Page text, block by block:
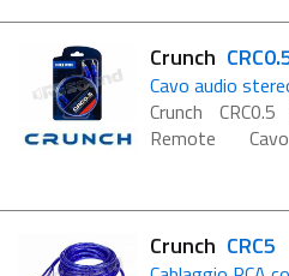
Crunch
Cavo audio
Crunch
Remote
qualità,
Crunch CRC5